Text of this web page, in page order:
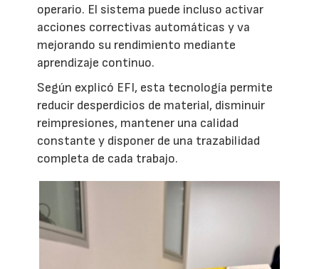
operario. El sistema puede incluso activar
acciones correctivas automáticas y va
mejorando su rendimiento mediante
aprendizaje continuo.
Según explicó EFI, esta tecnología permite
reducir desperdicios de material, disminuir
reimpresiones, mantener una calidad
constante y disponer de una trazabilidad
completa de cada trabajo.